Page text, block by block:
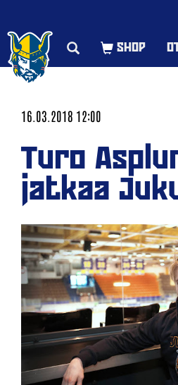
16.03.2018 12:00
Turo
jatkaa